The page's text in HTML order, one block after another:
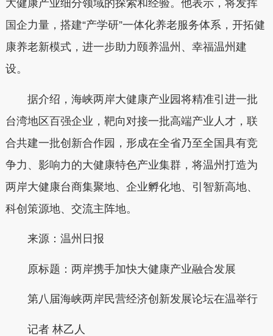
大健康产业细分领域的探索和经验。他表示，将发挥
国企力量，搭建“产学研”一体化养老服务体系，开拓健
康养老新模式，进一步助力颐养温州、幸福温州建
设。
据介绍，海峡两岸大健康产业园将精准引进一批
台湾地区百强企业，靶向对接一批高端产业人才，联
合共建一批创新合作园，形成在全省乃至全国具有竞
争力、影响力的大健康特色产业集群，将温州打造为
两岸大健康台商集聚地、企业孵化地、引智新高地、
科创策源地、交流主阵地。
来源：温州日报
原标题：两岸携手加快大健康产业融合发展
第八届海峡两岸民营经济创新发展论坛在温举行
记者 林乙人